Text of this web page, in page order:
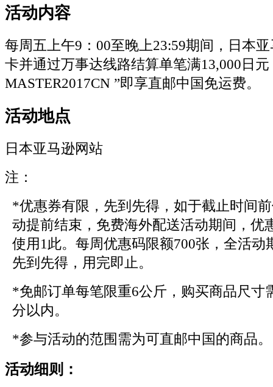
活动内容
每周五上午9：00至晚上23:59期间，日本
卡并通过万事达线路结算单笔满13,000日
MASTER2017CN ”即享直邮中国免运费。
活动地点
日本亚马逊网站
注：
*优惠券有限，先到先得，如于截止时间
动提前结束，免费海外配送活动期间，优
使用1此。每周优惠码限额700张，全活动
先到先得，用完即止。
*免邮订单每笔限重6公斤，购买商品尺寸
分以内。
*参与活动的范围需为可直邮中国的商品。
活动细则：